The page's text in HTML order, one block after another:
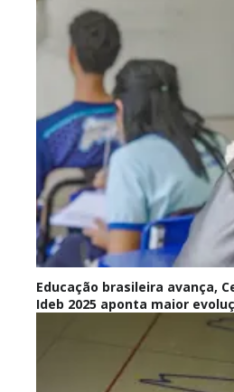
Educação brasileira avança,
Ideb 2025 aponta maior